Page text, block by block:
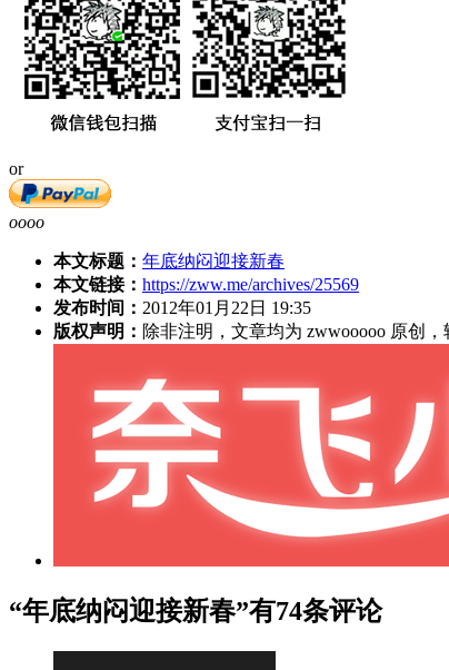
or
oooo
本文标题： 年底纳闷迎接新春
本文链接： https://zww.me/archives/25569
发布时间： 2012年01月22日 19:35
版权声明： 除非注明，文章均为 zwwooooo 原创
“年底纳闷迎接新春”有74条评论